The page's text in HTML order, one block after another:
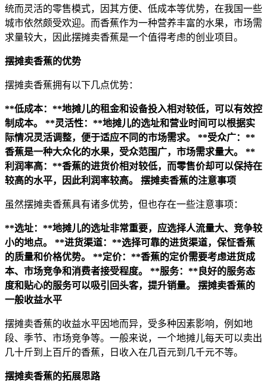
统而灵活的零售模式，因其方便、低成本等优势，在我国一些
城市依然颇受欢迎。而香蕉作为一种营养丰富的水果，市场需
求量较大，因此摆摊卖香蕉是一个值得考虑的创业项目。
摆摊卖香蕉的优势
摆摊卖香蕉拥有以下几点优势：
**低成本：**地摊儿的租金和设备投入相对较低，可以有效控
制成本。
**灵活性：**地摊儿的选址和营业时间可以根据实
际情况灵活调整，便于适应不同的市场需求。
**受众广：**
香蕉是一种大众化的水果，受众范围广，市场需求量大。
**
利润率高：**香蕉的进货价相对较低，而零售价却可以保持在
较高的水平，因此利润率较高。
摆摊卖香蕉的注意事项
虽然摆摊卖香蕉具有诸多优势，但也存在一些注意事项：
**选址：**地摊儿的选址非常重要，应选择人流量大、竞争较
小的地点。
**进货渠道：**选择可靠的进货渠道，保怔香蕉
的质量和价格优势。
**定价：**香蕉的定价需要考虑进货成
本、市场竞争和消费者接受程度。
**服务：**良好的服务态
度和贴心的服务可以吸引回头客，提升销量。
摆摊卖香蕉的
一般收益水平
摆摊卖香蕉的收益水平因地而异，受多种因素影响，例如地
段、季节、市场竞争等。一般来说，一个地摊儿每天可以卖出
几十斤到上百斤的香蕉，日收入在几百元到几千元不等。
摆摊卖香蕉的拓展思路